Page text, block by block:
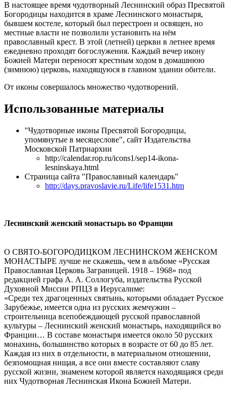
В настоящее время чудотворный Леснинский образ Пресвятой
Богородицы находится в храме Леснинского монастыря,
бывшем костеле, который был перестроен и освящен, но
местные власти не позволили установить на нём
православный крест. В этой (летней) церкви в летнее время
ежедневно проходят богослужения. Каждый вечер икону
Божией Матери переносят крестным ходом в домашнюю
(зимнюю) церковь, находящуюся в главном здании обители.
От иконы совершалось множество чудотворений.
Использованные материалы
"Чудотворные иконы Пресвятой Богородицы,
упомянутые в месяцеслове", сайт Издательства
Московской Патриархии
http://calendar.rop.ru/icons1/sep14-ikona-
lesninskaya.html
Страница сайта "Православный календарь"
http://days.pravoslavie.ru/Life/life1531.htm
Леснинский женский монастырь во Франции
О СВЯТО-БОГОРОДИЦКОМ ЛЕСНИНСКОМ ЖЕНСКОМ
МОНАСТЫРЕ лучше не скажешь, чем в альбоме «Русская
Православная Церковь Заграницей. 1918 – 1968» под
редакцией графа А. А. Соллогуба, издательства Русской
Духовной Миссии РПЦЗ в Иерусалиме:
«Среди тех драгоценных святынь, которыми обладает Русское
Зарубежье, имеется одна из русских жемчужин –
строительница всепобеждающей русской православной
культуры – Леснинский женский монастырь, находящийся во
Франции… В составе монастыря имеется около 50 русских
монахинь, большинство которых в возрасте от 60 до 85 лет.
Каждая из них в отдельности, в материальном отношении,
безпомощная нищая, а все они вместе составляют славу
русской жизни, знаменем которой является находящаяся среди
них Чудотворная Леснинская Икона Божией Матери.